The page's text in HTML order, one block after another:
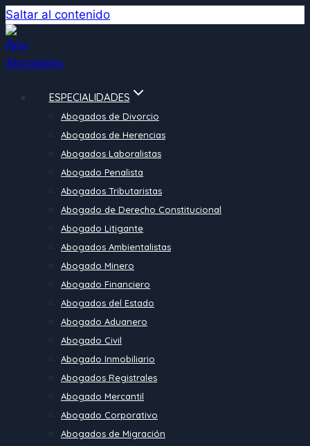
Saltar al contenido
ESPECIALIDADES
Abogados de Divorcio
Abogados de Herencias
Abogados Laboralistas
Abogado Penalista
Abogados Tributaristas
Abogado de Derecho Constitucional
Abogado Litigante
Abogados Ambientalistas
Abogado Minero
Abogado Financiero
Abogados del Estado
Abogado Aduanero
Abogado Civil
Abogado Inmobiliario
Abogados Registrales
Abogado Mercantil
Abogado Corporativo
Abogados de Migración